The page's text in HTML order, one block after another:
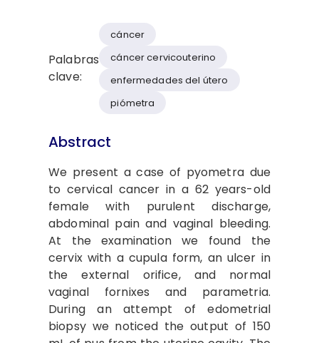
Palabras
clave:
cáncer
cáncer cervicouterino
enfermedades del útero
piómetra
Abstract
We present a case of pyometra due
to cervical cancer in a 62 years-old
female with purulent discharge,
abdominal pain and vaginal bleeding.
At the examination we found the
cervix with a cupula form, an ulcer in
the external orifice, and normal
vaginal fornixes and parametria.
During an attempt of edometrial
biopsy we noticed the output of 150